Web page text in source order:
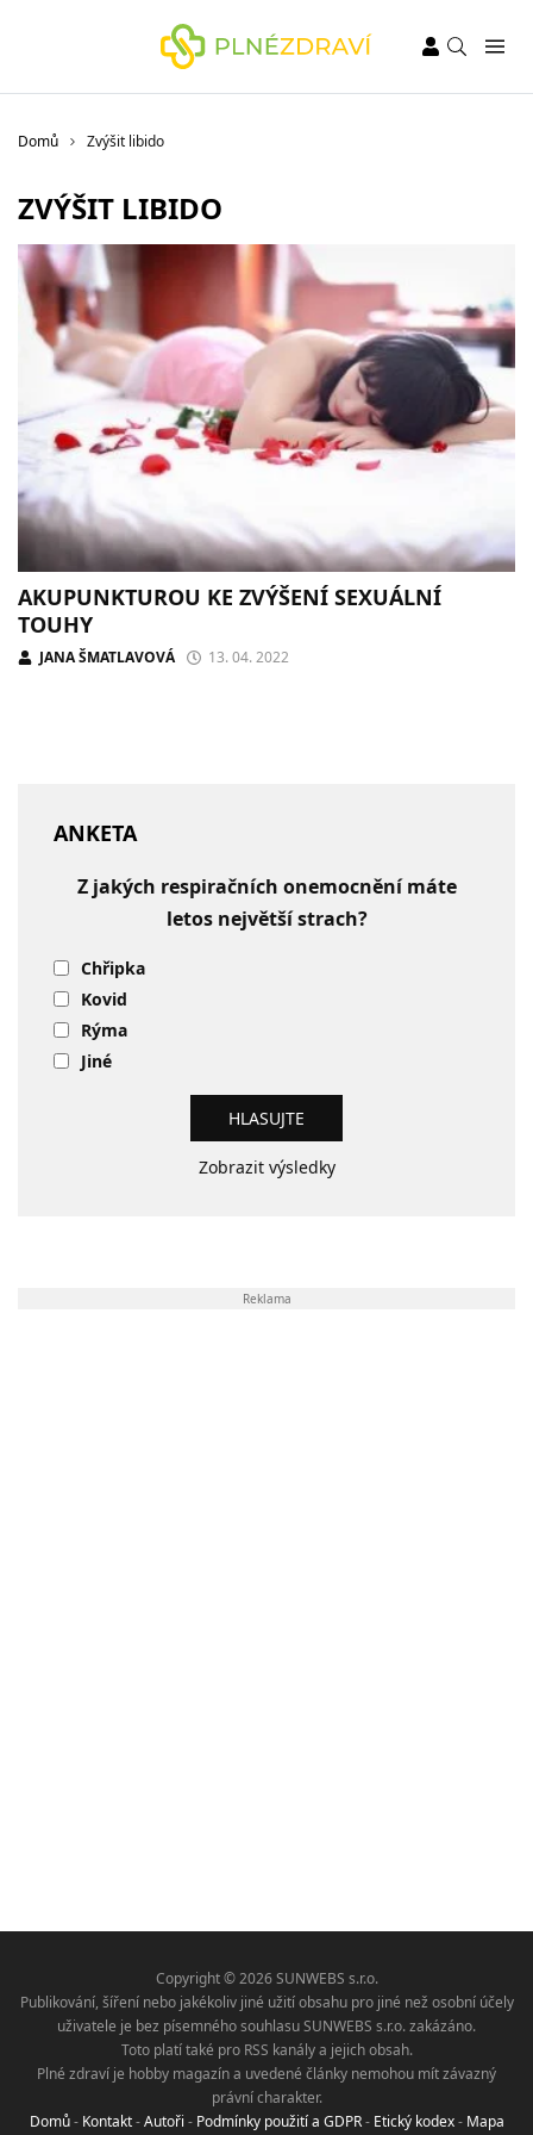
Domů Zvýšit libido
ZVÝŠIT LIBIDO
AKUPUNKTUROU KE ZVÝŠENÍ SEXUÁLNÍ
TOUHY
JANA ŠMATLAVOVÁ 13. 04. 2022
ANKETA
Z jakých respiračních onemocnění máte
letos největší strach?
Chřipka
Kovid
Rýma
Jiné
Zobrazit výsledky
Reklama
Copyright © 2026 SUNWEBS s.r.o.
Publikování, šíření nebo jakékoliv jiné užití obsahu pro jiné než osobní účely
uživatele je bez písemného souhlasu SUNWEBS s.r.o. zakázáno.
Toto platí také pro RSS kanály a jejich obsah.
Plné zdraví je hobby magazín a uvedené články nemohou mít závazný
právní charakter.
Domů- Kontakt-Autoři - Podmínky použití a GDPR- Etický kodex- Mapa